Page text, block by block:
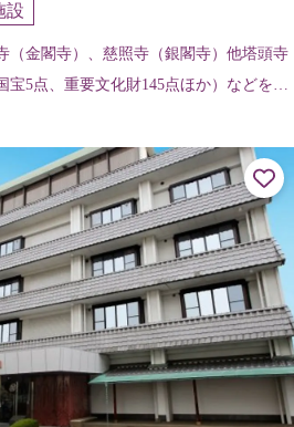
設
（金閣寺）、慈照寺（銀閣寺）他塔頭寺
宝5点、重要文化財145点ほか）などを収